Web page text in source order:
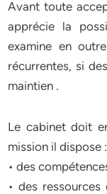
Avant toute
apprécie la
examine en
récurrentes, si
maintien .
Le cabinet doit
mission il dispose :
• des
• des